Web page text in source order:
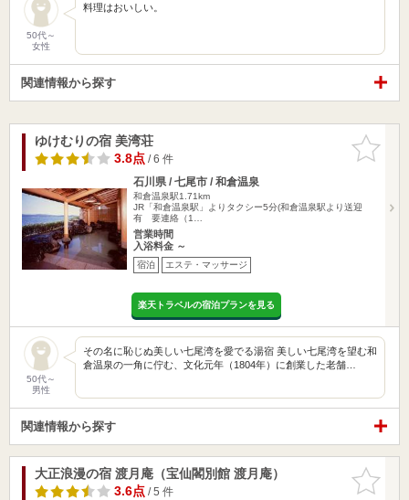
50代～
女性
料理はおいしい。
関連情報から探す
お気に入
りに追加
ゆけむりの宿 美湾荘
3.8点/ 6 件
石川県 / 七尾市 / 和倉温泉
和倉温泉駅1.71km
JR「和倉温泉駅」よりタクシー5分(和倉温泉駅より送迎
有 要連絡（1…
営業時間
入浴料金 ～
宿泊 エステ・マッサージ
楽天トラベルの宿泊プランを見る
50代～
男性
その名に恥じぬ美しい七尾湾を愛でる湯宿 美しい七尾湾を望む和
倉温泉の一角に佇む、文化元年（1804年）に創業した老舗…
関連情報から探す
お気に入
りに追加
大正浪漫の宿 渡月庵（宝仙閣別館 渡月庵）
3.6点/ 5 件